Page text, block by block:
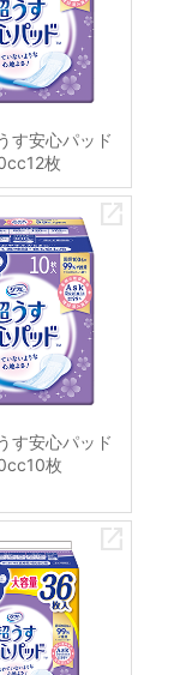
す安心パッド
枚
す安心パッド
枚